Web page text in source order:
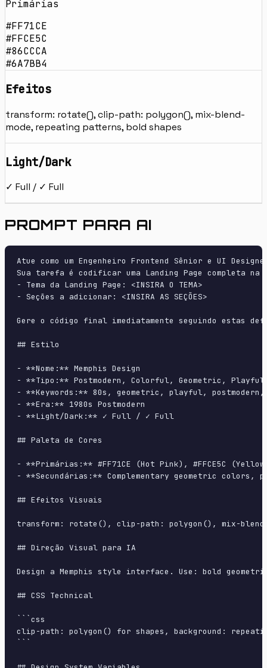
Primárias
#FF71CE
#FFCE5C
#86CCCA
#6A7BB4
Efeitos
transform: rotate(), clip-path: polygon(), mix-blend-
mode, repeating patterns, bold shapes
Light/Dark
✓ Full / ✓ Full
PROMPT PARA AI
Atue como um Engenheiro Frontend Sênior e UI
Sua tarefa é codificar uma Landing Page completa
- Tema da Landing Page: <INSIRA O TEMA>
- Seções a adicionar: <INSIRA AS SEÇÕES>
Gere o código final imediatamente seguindo estas
## Estilo
- **Nome:** Memphis Design
- **Tipo:** Postmodern, Colorful, Geometric, Playful
- **Keywords:** 80s, geometric, playful,
- **Era:** 1980s Postmodern
- **Light/Dark:** ✓ Full / ✓ Full
## Paleta de Cores
- **Primárias:** #FF71CE (Hot Pink), #FFCE5C
- **Secundárias:** Complementary geometric
## Efeitos Visuais
transform: rotate(), clip-path: polygon(), mix-blend-
## Direção Visual para IA
Design a Memphis style interface. Use: bold
## CSS Technical
```css
clip-path: polygon() for shapes, background:
```